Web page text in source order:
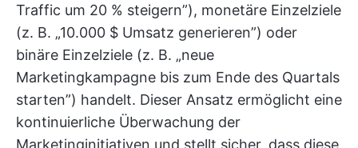
Traffic um 20 % steigern”), monetäre Einzelziele
(z. B. „10.000 $ Umsatz generieren”) oder
binäre Einzelziele (z. B. „neue
Marketingkampagne bis zum Ende des Quartals
starten”) handelt. Dieser Ansatz ermöglicht eine
kontinuierliche Überwachung der
Marketinginitiativen und stellt sicher, dass diese